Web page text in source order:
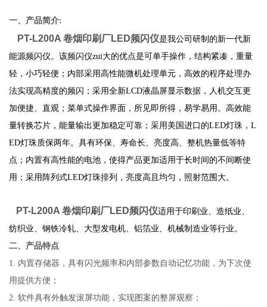
一、产品简介:
PT-L200A 卷烟印刷厂LED频闪仪是我公司研制的新一代新
能源频闪仪。该频闪仪zui大的优点是可单手操作，结构紧凑，重量
轻，小巧轻便；内部采用高性能微机处理单元，高效的程序处理办
法实现高精度的频闪；采用全新LCD液晶屏显示数据，人机交互更
加便捷、直观；菜单式操作界面，所见即所得，易学易用。高效能
量转换芯片，能量输出更加稳定可靠；采用美国进口的LED灯珠，L
ED灯珠质保两年。具有环保、寿命长、亮度高、整机热量低等特
点；内置有高性能的电池，使得产品更加适用于长时间的不间断使
用；采用阵列式LED灯珠排列，亮度高且均匀，照射范围大。
PT-L200A 卷烟印刷厂LED频闪仪适用于印刷业、造纸业、
纺织业、钢铁冷轧、大型发电机、铝箔业、机械制造业等行业。
二、产品特点
1. 内置存储器，具有闪光频率和内部参数自动记忆功能，为下次使
用提供方便；
2. 软件具有外触发滚屏功能，实现图案的整屏观察；